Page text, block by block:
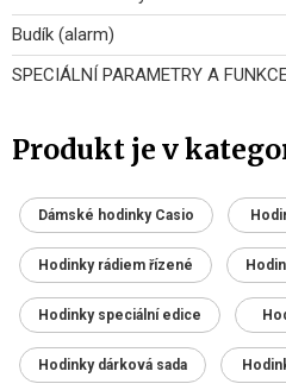
Budík (alarm)
SPECIÁLNÍ PARAMETRY A
Produkt je v
Dámské hodinky Casio
Hodinky rádiem řízené
Hodinky speciální edice
Hodinky dárková sada